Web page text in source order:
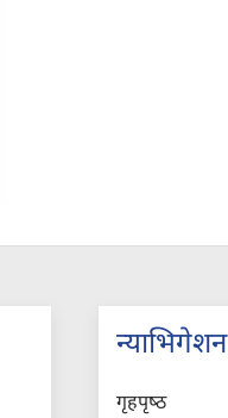
न्याभिगेशन
गृहपृष्‍ठ